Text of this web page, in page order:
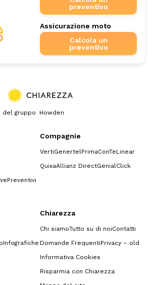
preventivo
Assicurazione moto
Calcola un
preventivo
del gruppo Howden
Preventivi
Compagnie
VertiGenertelPrimaConTeLinear
QuixaAllianz DirectGenialClick
Infografiche
Chiarezza
Chi siamoTutto su di noiContatti
Domande FrequentiPrivacy – old
Informativa Cookies
Risparmia con Chiarezza